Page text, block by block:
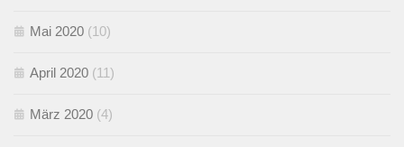
Mai 2020 (10)
April 2020 (11)
März 2020 (4)